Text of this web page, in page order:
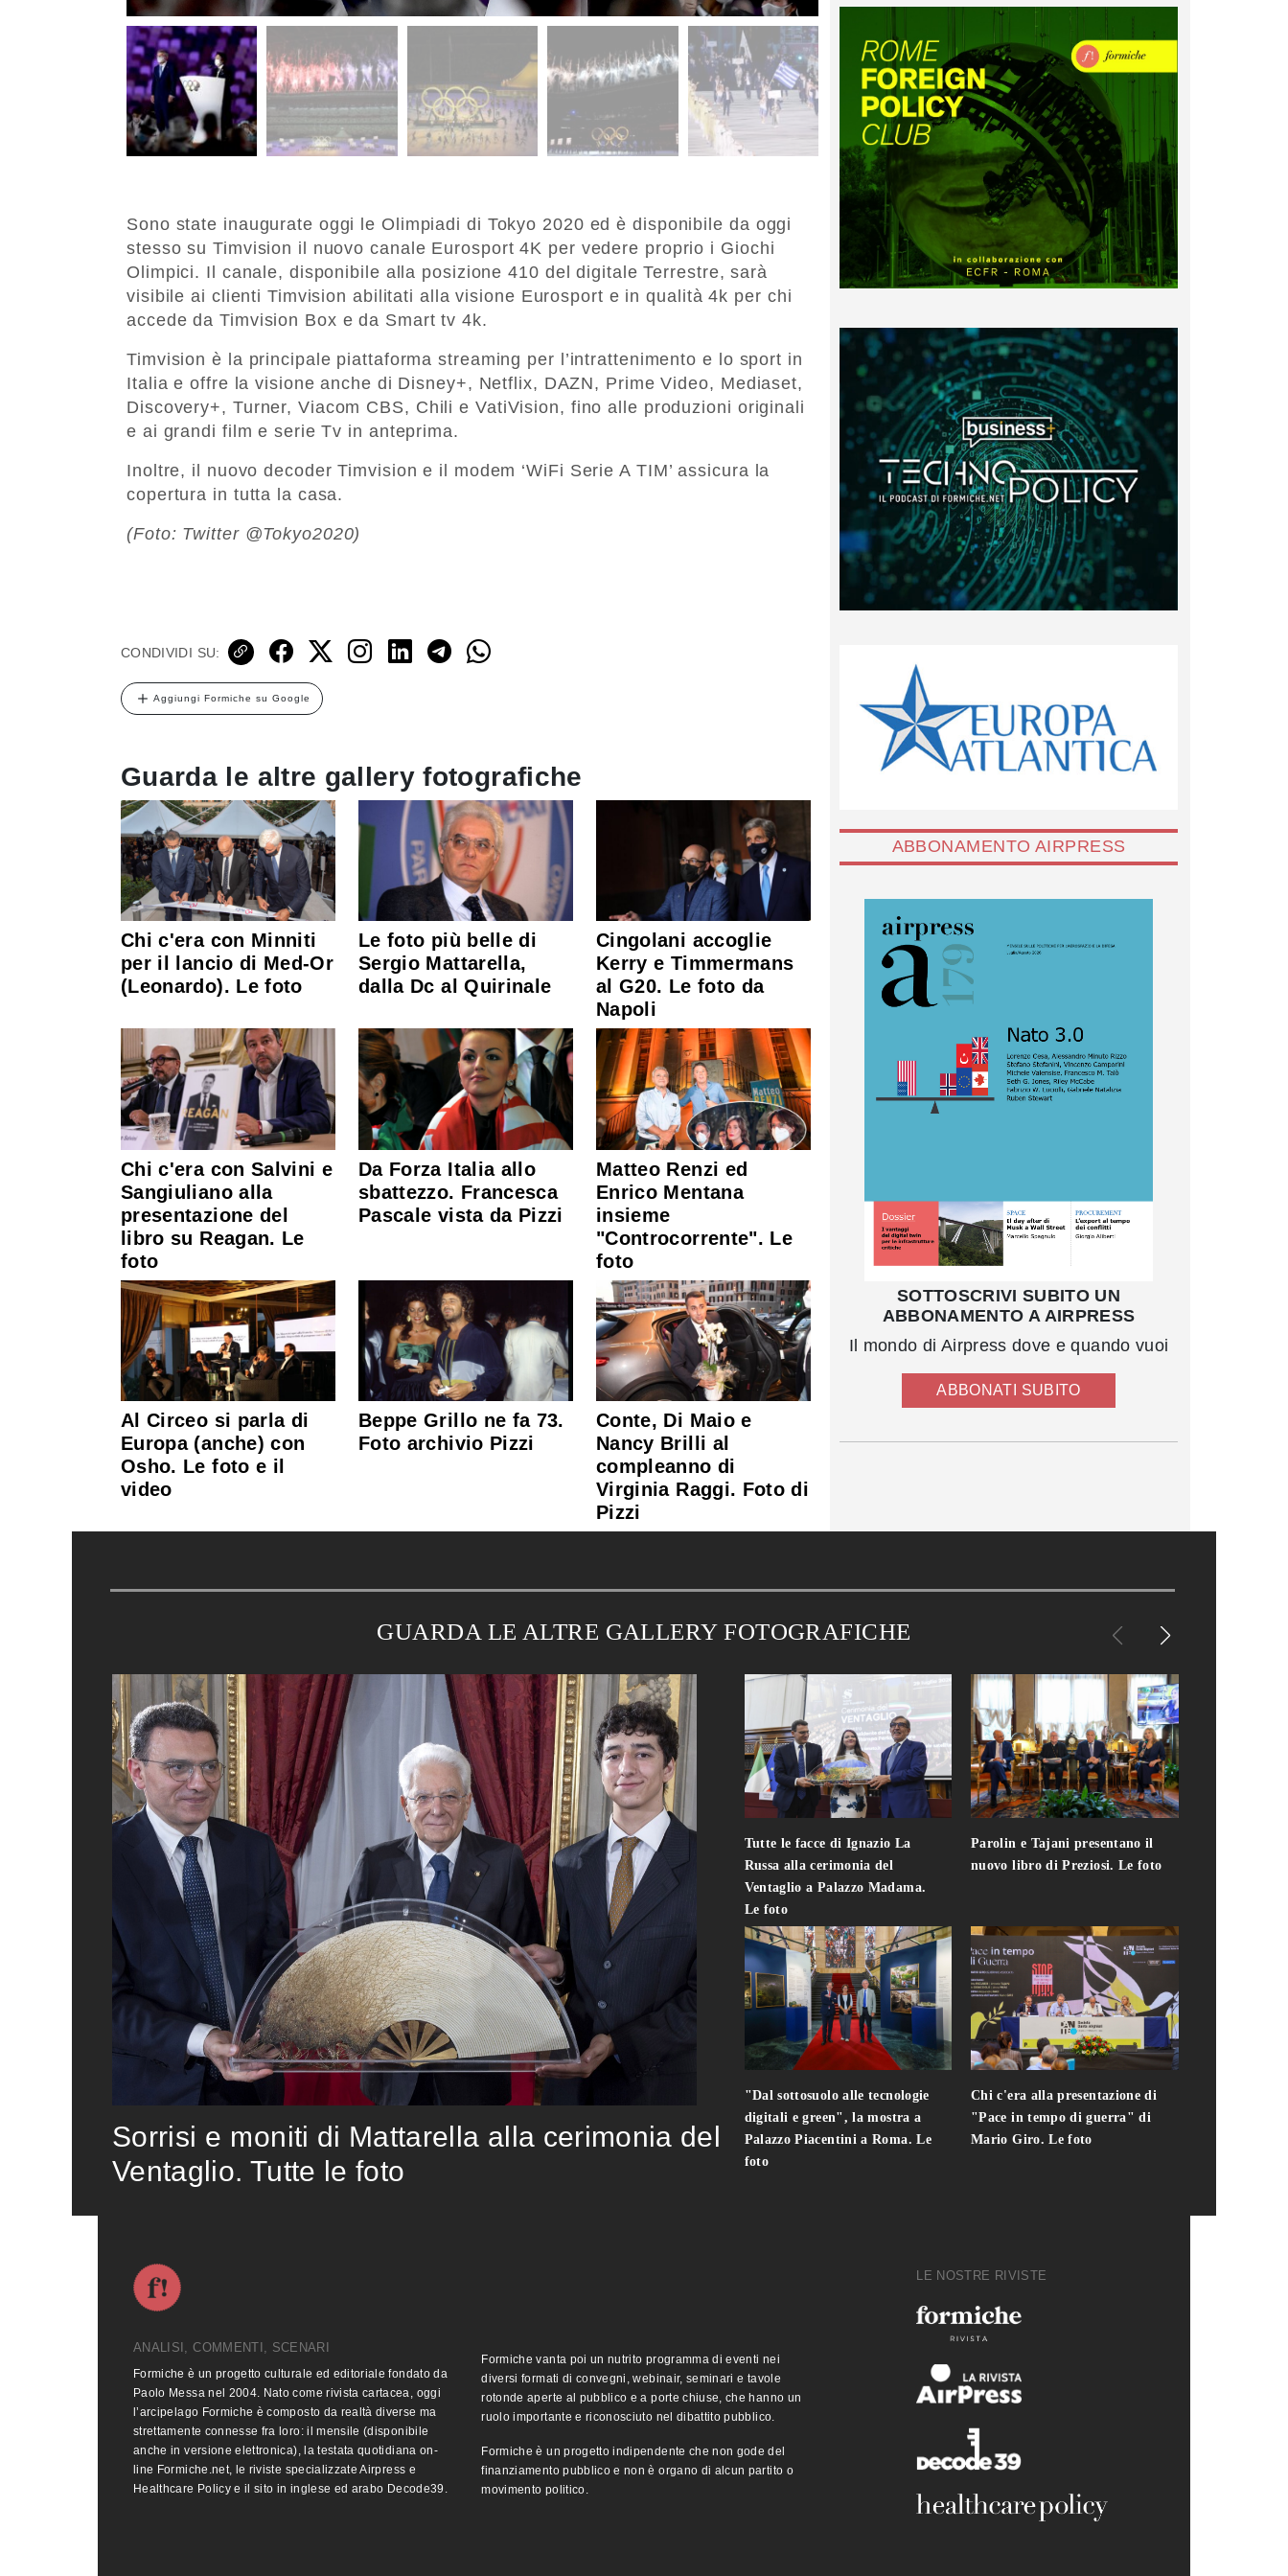
Sono state inaugurate oggi le Olimpiadi di Tokyo 2020 ed è disponibile da oggi
stesso su Timvision il nuovo canale Eurosport 4K per vedere proprio i Giochi
Olimpici. Il canale, disponibile alla posizione 410 del digitale Terrestre, sarà
visibile ai clienti Timvision abilitati alla visione Eurosport e in qualità 4k per chi
accede da Timvision Box e da Smart tv 4k.
Timvision è la principale piattaforma streaming per l’intrattenimento e lo sport in
Italia e offre la visione anche di Disney+, Netflix, DAZN, Prime Video, Mediaset,
Discovery+, Turner, Viacom CBS, Chili e VatiVision, fino alle produzioni originali
e ai grandi film e serie Tv in anteprima.
Inoltre, il nuovo decoder Timvision e il modem ‘WiFi Serie A TIM’ assicura la
copertura in tutta la casa.
(Foto: Twitter @Tokyo2020)
CONDIVIDI SU:
Aggiungi Formiche su Google
Guarda le altre gallery fotografiche
Chi c'era con Minniti
per il lancio di Med-Or
(Leonardo). Le foto
Le foto più belle di
Sergio Mattarella,
dalla Dc al Quirinale
Cingolani accoglie
Kerry e Timmermans
al G20. Le foto da
Napoli
Chi c'era con Salvini e
Sangiuliano alla
presentazione del
libro su Reagan. Le
foto
Da Forza Italia allo
sbattezzo. Francesca
Pascale vista da Pizzi
Matteo Renzi ed
Enrico Mentana
insieme
"Controcorrente". Le
foto
Al Circeo si parla di
Europa (anche) con
Osho. Le foto e il
video
Beppe Grillo ne fa 73.
Foto archivio Pizzi
Conte, Di Maio e
Nancy Brilli al
compleanno di
Virginia Raggi. Foto di
Pizzi
ABBONAMENTO AIRPRESS
SOTTOSCRIVI SUBITO UN
ABBONAMENTO A AIRPRESS
Il mondo di Airpress dove e quando vuoi
ABBONATI SUBITO
GUARDA LE ALTRE GALLERY FOTOGRAFICHE
Sorrisi e moniti di Mattarella alla cerimonia del
Ventaglio. Tutte le foto
Tutte le facce di Ignazio La
Russa alla cerimonia del
Ventaglio a Palazzo Madama.
Le foto
"Dal sottosuolo alle tecnologie
digitali e green", la mostra a
Palazzo Piacentini a Roma. Le
foto
Parolin e Tajani presentano il
nuovo libro di Preziosi. Le foto
Chi c'era alla presentazione di
"Pace in tempo di guerra" di
Mario Giro. Le foto
ANALISI, COMMENTI, SCENARI
Formiche è un progetto culturale ed editoriale fondato da
Paolo Messa nel 2004. Nato come rivista cartacea, oggi
l’arcipelago Formiche è composto da realtà diverse ma
strettamente connesse fra loro: il mensile (disponibile
anche in versione elettronica), la testata quotidiana on-
line Formiche.net, le riviste specializzate Airpress e
Healthcare Policy e il sito in inglese ed arabo Decode39.
Formiche vanta poi un nutrito programma di eventi nei
diversi formati di convegni, webinair, seminari e tavole
rotonde aperte al pubblico e a porte chiuse, che hanno un
ruolo importante e riconosciuto nel dibattito pubblico.
Formiche è un progetto indipendente che non gode del
finanziamento pubblico e non è organo di alcun partito o
movimento politico.
LE NOSTRE RIVISTE